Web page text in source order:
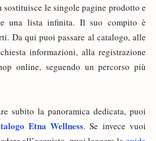
sostituisce le singole pagine prodotto e
una lista infinita. Il suo compito è
Da qui puoi passare al catalogo, alle
informazioni, alla registrazione
online, seguendo un percorso più
subito la panoramica dedicata, puoi
Etna Wellness. Se invece vuoi